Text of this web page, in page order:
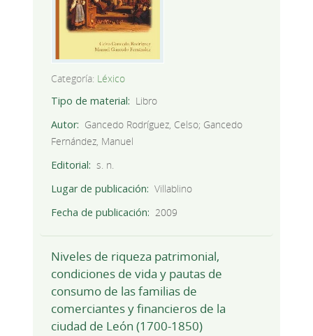
Categoría: Léxico
Tipo de material
Libro
Autor
Gancedo Rodríguez, Celso; Gancedo
Fernández, Manuel
Editorial
s. n.
Lugar de publicación
Villablino
Fecha de publicación
2009
Niveles de riqueza patrimonial,
condiciones de vida y pautas de
consumo de las familias de
comerciantes y financieros de la
ciudad de León (1700-1850)